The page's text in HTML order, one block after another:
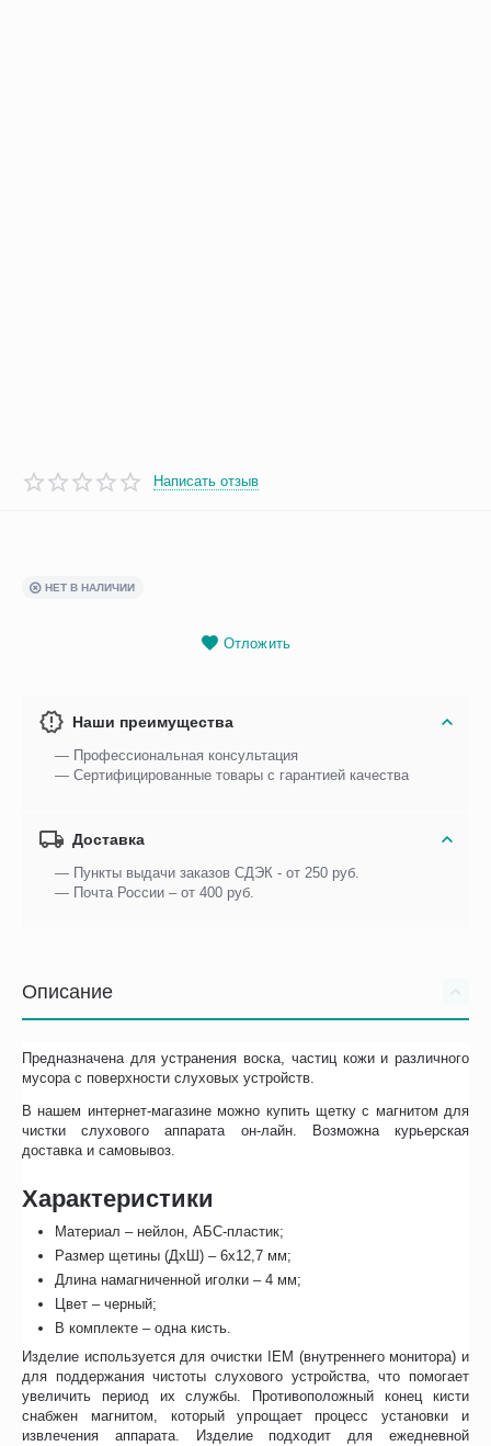
Написать отзыв
НЕТ В НАЛИЧИИ
Отложить
Наши преимущества
— Профессиональная консультация
— Сертифицированные товары с гарантией качества
Доставка
— Пункты выдачи заказов СДЭК - от 250 руб.
— Почта России – от 400 руб.
Описание
Предназначена для устранения воска, частиц кожи и различного
мусора с поверхности слуховых устройств.
В нашем интернет-магазине можно купить щетку с магнитом для
чистки слухового аппарата он-лайн. Возможна курьерская
доставка и самовывоз.
Характеристики
Материал – нейлон, АБС-пластик;
Размер щетины (ДхШ) – 6х12,7 мм;
Длина намагниченной иголки – 4 мм;
Цвет – черный;
В комплекте – одна кисть.
Изделие используется для очистки IEM (внутреннего монитора) и
для поддержания чистоты слухового устройства, что помогает
увеличить период их службы. Противоположный конец кисти
снабжен магнитом, который упрощает процесс установки и
извлечения аппарата. Изделие подходит для ежедневной